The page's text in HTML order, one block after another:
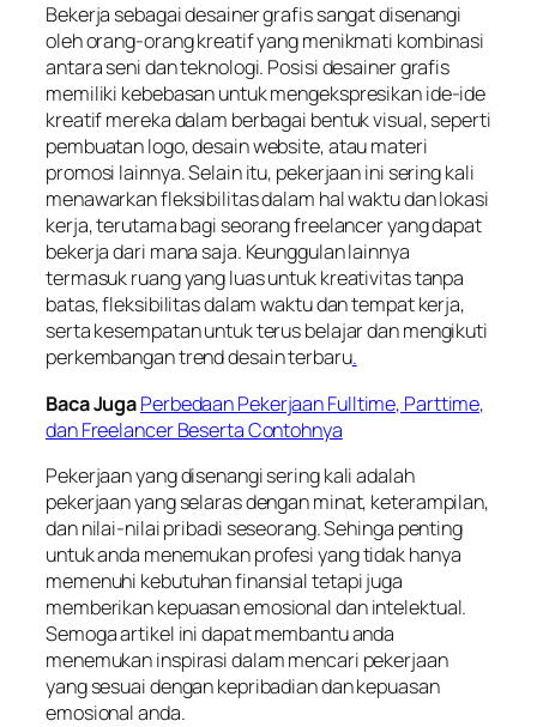
Bekerja sebagai desainer grafis sangat disenangi
oleh orang-orang kreatif yang menikmati kombinasi
antara seni dan teknologi. Posisi desainer grafis
memiliki kebebasan untuk mengekspresikan ide-ide
kreatif mereka dalam berbagai bentuk visual, seperti
pembuatan logo, desain website, atau materi
promosi lainnya. Selain itu, pekerjaan ini sering kali
menawarkan fleksibilitas dalam hal waktu dan lokasi
kerja, terutama bagi seorang freelancer yang dapat
bekerja dari mana saja. Keunggulan lainnya
termasuk ruang yang luas untuk kreativitas tanpa
batas, fleksibilitas dalam waktu dan tempat kerja,
serta kesempatan untuk terus belajar dan mengikuti
perkembangan trend desain terbaru.
Baca JugaPerbedaan Pekerjaan Fulltime, Parttime,
dan Freelancer Beserta Contohnya
Pekerjaan yang disenangi sering kali adalah
pekerjaan yang selaras dengan minat, keterampilan,
dan nilai-nilai pribadi seseorang. Sehinga penting
untuk anda menemukan profesi yang tidak hanya
memenuhi kebutuhan finansial tetapi juga
memberikan kepuasan emosional dan intelektual.
Semoga artikel ini dapat membantu anda
menemukan inspirasi dalam mencari pekerjaan
yang sesuai dengan kepribadian dan kepuasan
emosional anda.